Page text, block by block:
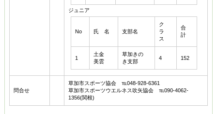
ジュニア
No 氏 名 支部名
ク
ラ
ス
合
計
1
土金
美雲
草加きの
き支部
4 152
問合せ
草加市スポーツ協会 ℡048‐928-6361
草加市スポーツウエルネス吹矢協会 ℡090-4062-
1356(関根)